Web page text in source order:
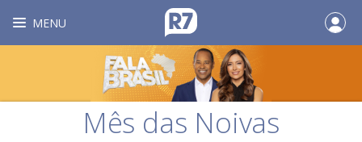
MENU
Mês das Noivas